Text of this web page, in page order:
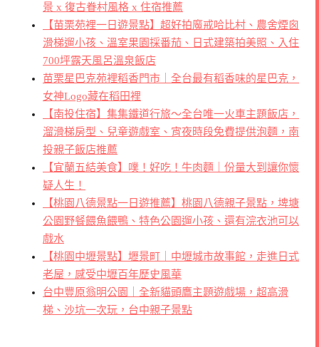
景 x 復古眷村風格 x 住宿推薦
【苗栗苑裡一日遊景點】超好拍魔戒哈比村、農舍煙囪
滑梯遛小孩、溫室果園採番茄、日式建築拍美照、入住
700坪露天風呂溫泉飯店
苗栗星巴克苑裡稻香門市｜全台最有稻香味的星巴克，
女神Logo藏在稻田裡
【南投住宿】集集鐵道行旅～全台唯一火車主題飯店，
溜滑梯房型、兒童遊戲室、宵夜時段免費提供泡麵，南
投親子飯店推薦
【宜蘭五結美食】噗！好吃！牛肉麵｜份量大到讓你懷
疑人生！
【桃園八德景點一日遊推薦】桃園八德親子景點，埤塘
公園野餐餵魚餵鴨、特色公園遛小孩、還有浣衣池可以
戲水
【桃園中壢景點】壢景町｜中壢城市故事館，走進日式
老屋，感受中壢百年歷史風華
台中豐原翁明公園｜全新貓頭鷹主題遊戲場，超高滑
梯、沙坑一次玩，台中親子景點